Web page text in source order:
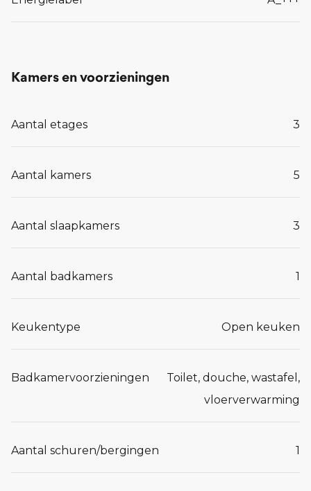
0413-243818.
Lees meer...
Kamers en voorzieningen
Aantal etages 3
Aantal kamers 5
Aantal slaapkamers 3
Aantal badkamers 1
Keukentype Open keuken
Badkamervoorzieningen
Toilet, douche, wastafel,
vloerverwarming
Aantal schuren/bergingen 1